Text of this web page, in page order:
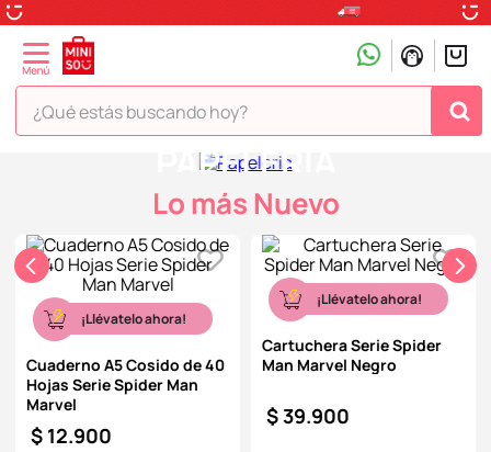
¿Qué estás buscando hoy?
PAPELERÍA
Lo más Nuevo
¡Llévatelo ahora!
Cuaderno A5 Cosido de 40
Hojas Serie Spider Man
Marvel
$ 12.900
¡Llévatelo ahora!
Cartuchera Serie Spider
Man Marvel Negro
$39.900
TÉRMINOS MÁS BUSCADOS
2.
hello kitty
3.
snoopy
4.
ositos cariñositos
5.
termo
6.
disney
7.
termos